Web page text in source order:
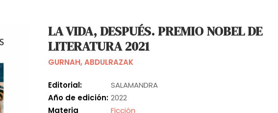
LA VIDA, DESPUÉS. PREMIO NOBEL DE
LITERATURA 2021
GURNAH, ABDULRAZAK
Editorial:
SALAMANDRA
Año de edición: 2022
Materia
Ficción